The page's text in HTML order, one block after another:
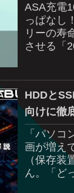
ASA充電
っぱなし
リーの寿
させる「
っ！？知
HDDと
向けに徹
「パソ
画が増え
（保存
ん。「ど
せん。実